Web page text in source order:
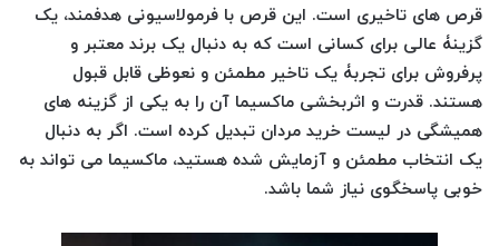
قرص های تاخیری است. این قرص با فرمولاسیونی هدفمند، یک
گزینۀ عالی برای کسانی است که به دنبال یک برند معتبر و
پرفروش برای تجربۀ یک تاخیر مطمئن و نعوظی قابل قبول
هستند. قدرت و اثربخشی ماکسیما آن را به یکی از گزینه های
همیشگی در لیست خرید مردان تبدیل کرده است. اگر به دنبال
یک انتخاب مطمئن و آزمایش شده هستید، ماکسیما می تواند به
خوبی پاسخگوی نیاز شما باشد.